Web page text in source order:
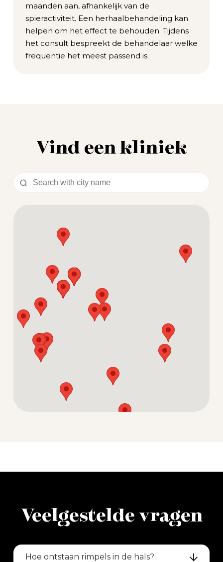
maanden aan, afhankelijk van de
spieractiviteit. Een herhaalbehandeling kan
helpen om het effect te behouden. Tijdens
het consult bespreekt de behandelaar welke
frequentie het meest passend is.
Vind een kliniek
Veelgestelde vragen
Hoe ontstaan rimpels in de hals?